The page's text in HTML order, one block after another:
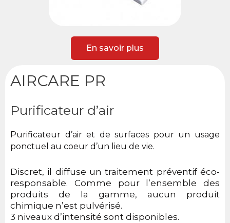
En savoir plus
AIRCARE PR
Purificateur d’air
Purificateur d’air et de surfaces pour un usage
ponctuel au coeur d’un lieu de vie.
Discret, il diffuse un traitement préventif éco-
responsable. Comme pour l’ensemble des
produits de la gamme, aucun produit
chimique n’est pulvérisé.
3 niveaux d’intensité sont disponibles.